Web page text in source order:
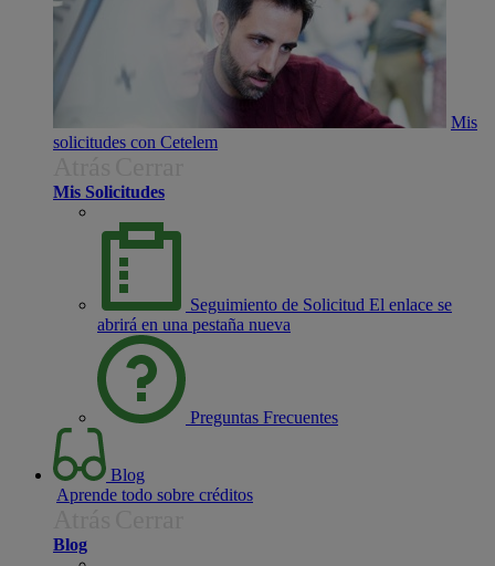
Mis
solicitudes con Cetelem
Mis Solicitudes
Seguimiento de Solicitud El enlace se
abrirá en una pestaña nueva
Preguntas Frecuentes
Blog
Aprende todo sobre créditos
Blog